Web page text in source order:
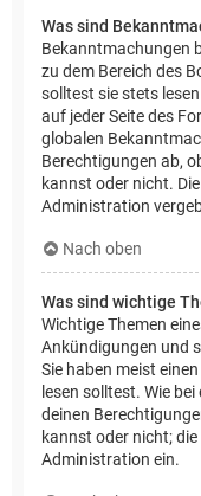
Was sind
Bekanntmachungen
zu dem Bereich des
solltest sie stets
auf jeder Seite des
globalen
Berechtigungen ab,
kannst oder nicht.
Administration
Nach oben
Was sind wichtige
Wichtige Themen
Ankündigungen und
Sie haben meist
lesen solltest. Wie
deinen
kannst oder nicht;
Administration ein.